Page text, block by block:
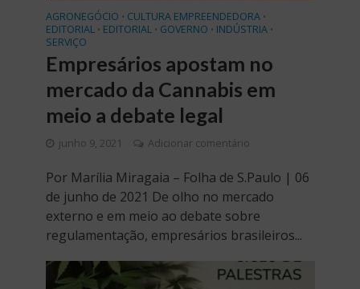
AGRONEGÓCIO • CULTURA EMPREENDEDORA •
EDITORIAL • EDITORIAL • GOVERNO • INDÚSTRIA •
SERVIÇO
Empresários apostam no
mercado da Cannabis em
meio a debate legal
junho 9, 2021 Adicionar comentário
Por Marília Miragaia – Folha de S.Paulo | 06
de junho de 2021 De olho no mercado
externo e em meio ao debate sobre
regulamentação, empresários brasileiros...